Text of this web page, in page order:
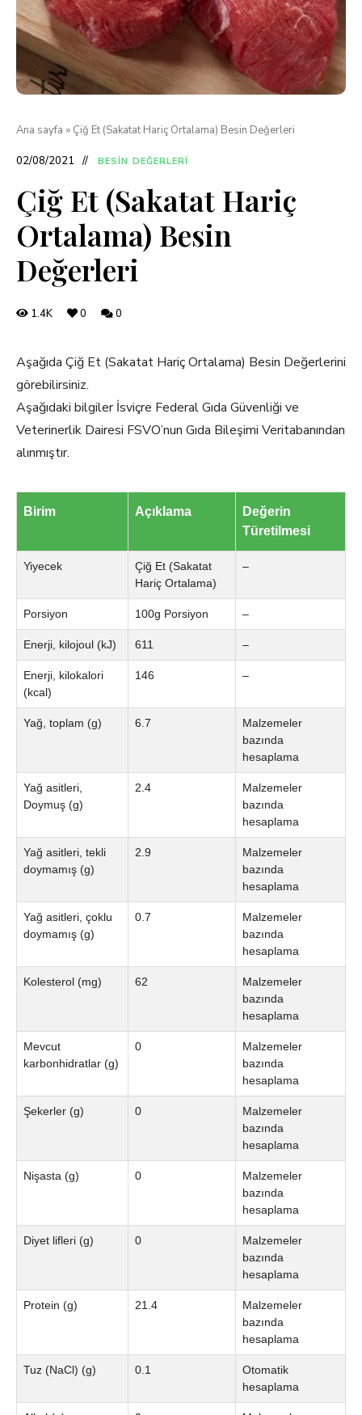
Ana sayfa » Çiğ Et (Sakatat Hariç Ortalama) Besin Değerleri
02/08/2021 BESIN DEĞERLERI
Çiğ Et (Sakatat Hariç
Ortalama) Besin
Değerleri
1.4K 0 0
Aşağıda Çiğ Et (Sakatat Hariç Ortalama) Besin Değerlerini
görebilirsiniz.
Aşağıdaki bilgiler İsviçre Federal Gıda Güvenliği ve
Veterinerlik Dairesi FSVO’nun Gıda Bileşimi Veritabanından
alınmıştır.
Birim Açıklama
Değerin
Türetilmesi
Yiyecek
Çiğ Et (Sakatat
Hariç Ortalama)
–
Porsiyon 100g Porsiyon –
Enerji, kilojoul (kJ) 611 –
Enerji, kilokalori
(kcal)
146 –
Yağ, toplam (g) 6.7
Malzemeler
bazında
hesaplama
Yağ asitleri,
Doymuş (g)
2.4
Malzemeler
bazında
hesaplama
Yağ asitleri, tekli
doymamış (g)
2.9
Malzemeler
bazında
hesaplama
Yağ asitleri, çoklu
doymamış (g)
0.7
Malzemeler
bazında
hesaplama
Kolesterol (mg) 62
Malzemeler
bazında
hesaplama
Mevcut
karbonhidratlar (g)
0
Malzemeler
bazında
hesaplama
Şekerler (g) 0
Malzemeler
bazında
hesaplama
Nişasta (g) 0
Malzemeler
bazında
hesaplama
Diyet lifleri (g) 0
Malzemeler
bazında
hesaplama
Protein (g) 21.4
Malzemeler
bazında
hesaplama
Tuz (NaCl) (g) 0.1
Otomatik
hesaplama